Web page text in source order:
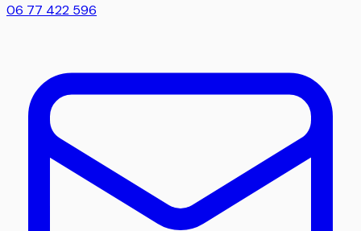
06 77 422 596